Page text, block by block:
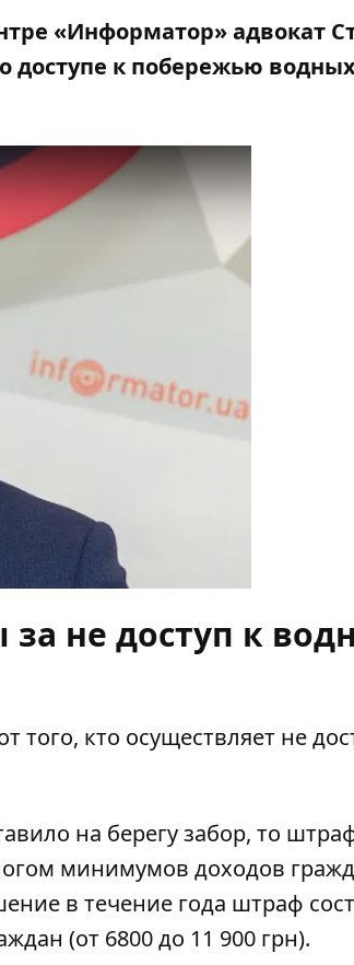
«Информатор» адвокат
доступе к побережью
не доступ к
того, кто осуществляет не
на берегу забор, то
минимумов доходов
в течение года штраф
(от 6800 до 11 900 грн).